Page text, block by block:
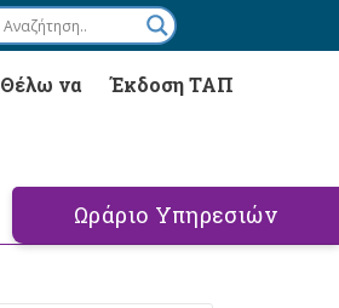
Θέλω να Έκδοση ΤΑΠ
Ωράριο Υπηρεσιών